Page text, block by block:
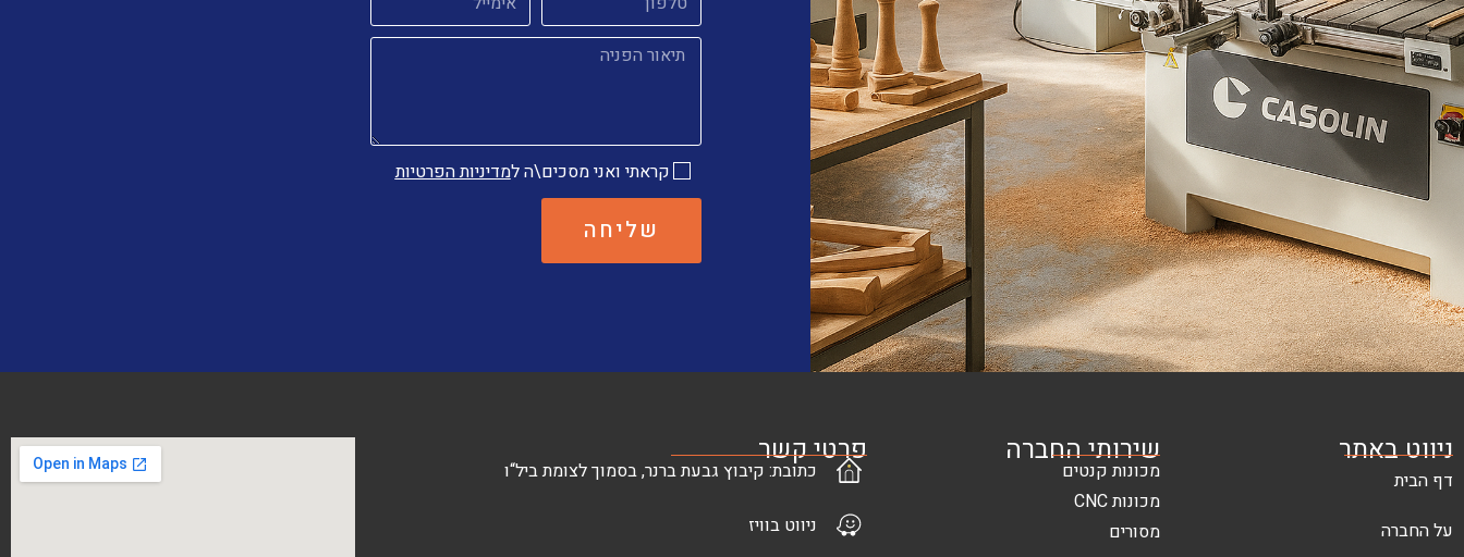
קראתי ואני מסכים\ה למדיניות הפרטיות
שליחה
ניווט באתר
דף הבית
על החברה
שירותי החברה
מכונות קנטים
מכונות CNC
מסורים
פרטי קשר
כתובת: קיבוץ גבעת ברנר, בסמוך לצומת ביל“ו
ניווט בוויז